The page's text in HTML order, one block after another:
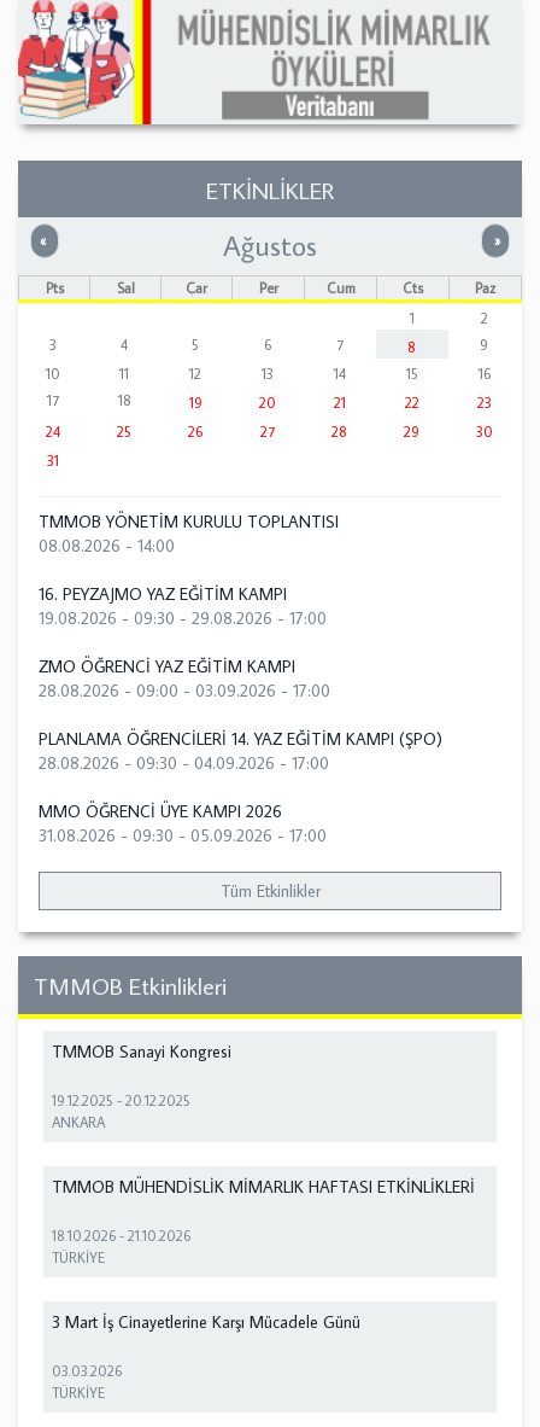
ETKİNLİKLER
« Önceki »
Ağustos
Pts Sal Çar Per Cum Cts
Paz
1
2
3
4 5 6 7 8
9
10
11 12 13 14 15
16
17
18 19 20 21 22
23
24
25 26 27 28 29
30
31
TMMOB YÖNETİM KURULU TOPLANTISI
08.08.2026 - 14:00
16. PEYZAJMO YAZ EĞİTİM KAMPI
19.08.2026 - 09:30 - 29.08.2026 - 17:00
ZMO ÖĞRENCİ YAZ EĞİTİM KAMPI
28.08.2026 - 09:00 - 03.09.2026 - 17:00
PLANLAMA ÖĞRENCİLERİ 14. YAZ EĞİTİM KAMPI (ŞPO)
28.08.2026 - 09:30 - 04.09.2026 - 17:00
MMO ÖĞRENCİ ÜYE KAMPI 2026
31.08.2026 - 09:30 - 05.09.2026 - 17:00
Tüm Etkinlikler
TMMOB Etkinlikleri
TMMOB Sanayi Kongresi
19.12.2025 -20.12.2025
ANKARA
TMMOB MÜHENDİSLİK MİMARLIK HAFTASI ETKİNLİKLERİ
18.10.2026 -21.10.2026
TÜRKİYE
3 Mart İş Cinayetlerine Karşı Mücadele Günü
03.03.2026
TÜRKİYE